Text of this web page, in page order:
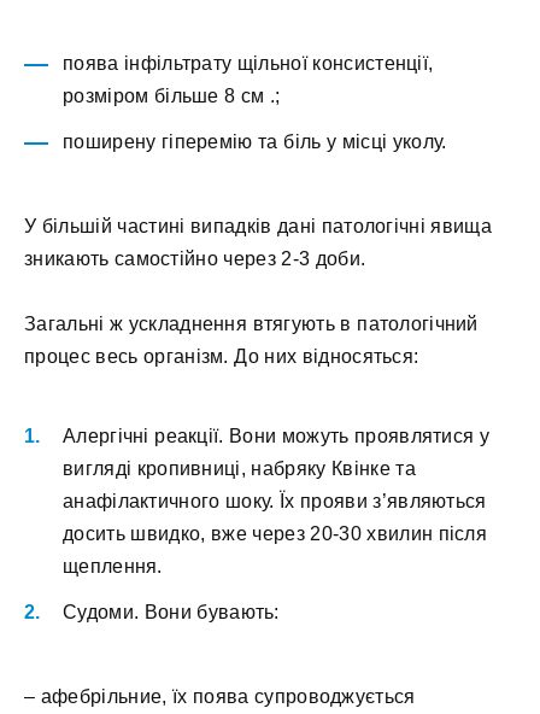
поява інфільтрату щільної консистенції,
розміром більше 8 см .;
поширену гіперемію та біль у місці уколу.
У більшій частині випадків дані патологічні явища
зникають самостійно через 2-3 доби.
Загальні ж ускладнення втягують в патологічний
процес весь організм. До них відносяться:
Алергічні реакції. Вони можуть проявлятися у
вигляді кропивниці, набряку Квінке та
анафілактичного шоку. Їх прояви з’являються
досить швидко, вже через 20-30 хвилин після
щеплення.
Судоми. Вони бувають:
– афебрільние, їх поява супроводжується